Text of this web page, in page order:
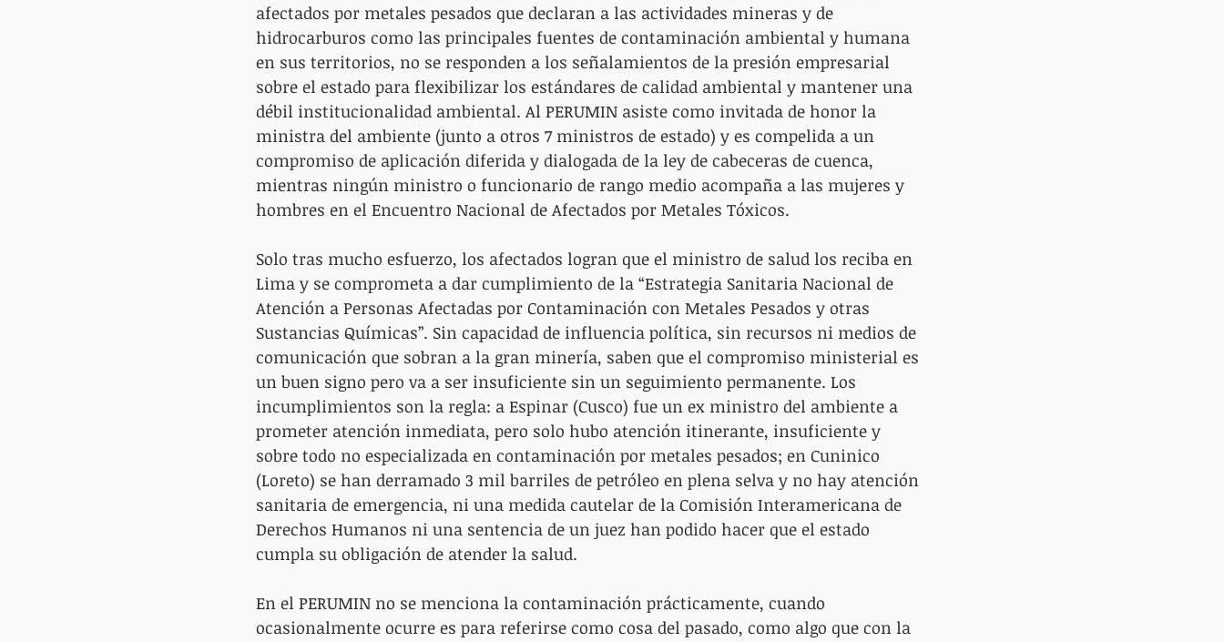
afectados por metales pesados que declaran a las actividades mineras y de
hidrocarburos como las principales fuentes de contaminación ambiental y humana
en sus territorios, no se responden a los señalamientos de la presión empresarial
sobre el estado para flexibilizar los estándares de calidad ambiental y mantener una
débil institucionalidad ambiental. Al PERUMIN asiste como invitada de honor la
ministra del ambiente (junto a otros 7 ministros de estado) y es compelida a un
compromiso de aplicación diferida y dialogada de la ley de cabeceras de cuenca,
mientras ningún ministro o funcionario de rango medio acompaña a las mujeres y
hombres en el Encuentro Nacional de Afectados por Metales Tóxicos.
Solo tras mucho esfuerzo, los afectados logran que el ministro de salud los reciba en
Lima y se comprometa a dar cumplimiento de la “Estrategia Sanitaria Nacional de
Atención a Personas Afectadas por Contaminación con Metales Pesados y otras
Sustancias Químicas”. Sin capacidad de influencia política, sin recursos ni medios de
comunicación que sobran a la gran minería, saben que el compromiso ministerial es
un buen signo pero va a ser insuficiente sin un seguimiento permanente. Los
incumplimientos son la regla: a Espinar (Cusco) fue un ex ministro del ambiente a
prometer atención inmediata, pero solo hubo atención itinerante, insuficiente y
sobre todo no especializada en contaminación por metales pesados; en Cuninico
(Loreto) se han derramado 3 mil barriles de petróleo en plena selva y no hay atención
sanitaria de emergencia, ni una medida cautelar de la Comisión Interamericana de
Derechos Humanos ni una sentencia de un juez han podido hacer que el estado
cumpla su obligación de atender la salud.
En el PERUMIN no se menciona la contaminación prácticamente, cuando
ocasionalmente ocurre es para referirse como cosa del pasado, como algo que con la